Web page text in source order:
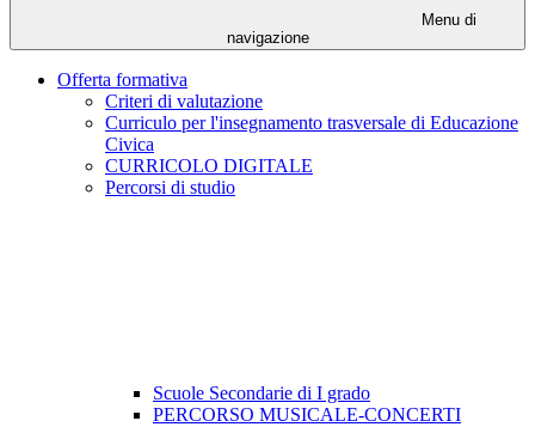
Menu di
navigazione
Offerta formativa
Criteri di valutazione
Curriculo per l'insegnamento trasversale di Educazione
Civica
CURRICOLO DIGITALE
Percorsi di studio
Scuole Secondarie di I grado
PERCORSO MUSICALE-CONCERTI